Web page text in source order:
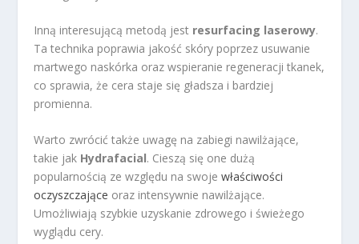
Inną interesującą metodą jest resurfacing laserowy.
Ta technika poprawia jakość skóry poprzez usuwanie
martwego naskórka oraz wspieranie regeneracji tkanek,
co sprawia, że cera staje się gładsza i bardziej
promienna.
Warto zwrócić także uwagę na zabiegi nawilżające,
takie jak Hydrafacial. Cieszą się one dużą
popularnością ze względu na swojewłaściwości
oczyszczające oraz intensywnie nawilżające.
Umożliwiają szybkie uzyskanie zdrowego i świeżego
wyglądu cery.